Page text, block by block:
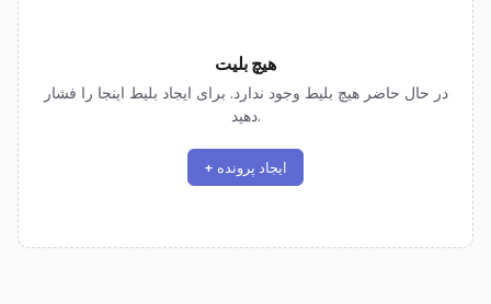
هیچ بلیت
در حال حاضر هیچ بلیط وجود ندارد. برای ایجاد بلیط اینجا را فشار
دهید.
+ ایجاد پرونده